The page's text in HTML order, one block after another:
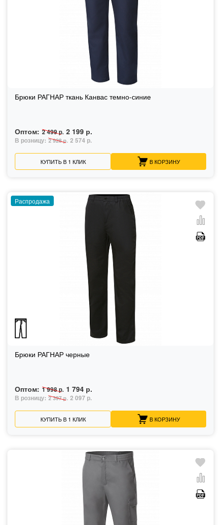
Брюки РАГНАР ткань Канвас темно-синие
Оптом: 2 499 р. 2 199 р.
В розницу: 2 928 р. 2 574 р.
КУПИТЬ В 1 КЛИК В КОРЗИНУ
Распродажа
Брюки РАГНАР черные
Оптом: 1 998 р. 1 794 р.
В розницу: 2 397 р. 2 097 р.
КУПИТЬ В 1 КЛИК В КОРЗИНУ